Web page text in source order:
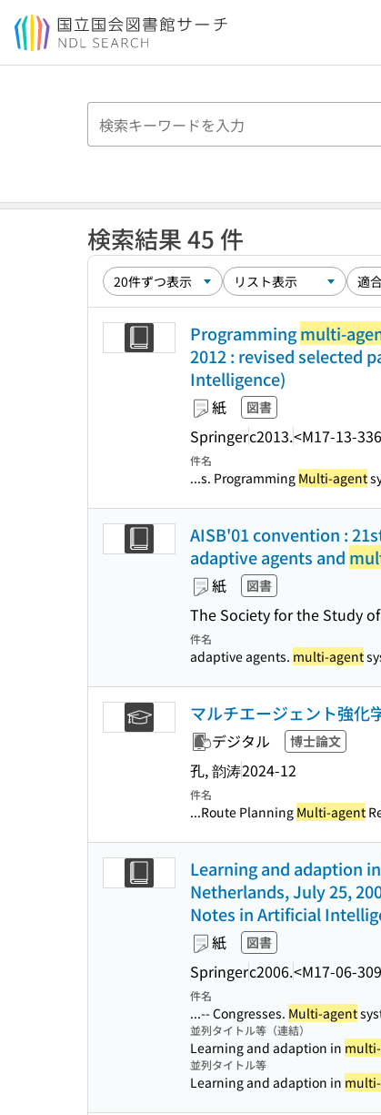
本文へ移動
検索結果 45 件
Programmingmulti-
2012 : revised selected
Intelligence)
紙 図書
Springerc2013.<M17-13-
件名
...s. Programming Multi-agent
AISB'01 convention :
adaptive agents and
紙 図書
The Society for the Study
件名
adaptive agents. multi-agent
マルチエージェント強化
デジタル 博士論文
孔, 韵涛2024-12
件名
...Route Planning Multi-agent
Learning and adaption in
Netherlands, July 25,
Notes in Artificial
紙 図書
Springerc2006.<M17-06-
件名
...-- Congresses. Multi-agent
並列タイトル等（連結）
Learning and adaption in
並列タイトル等
Learning and adaption in